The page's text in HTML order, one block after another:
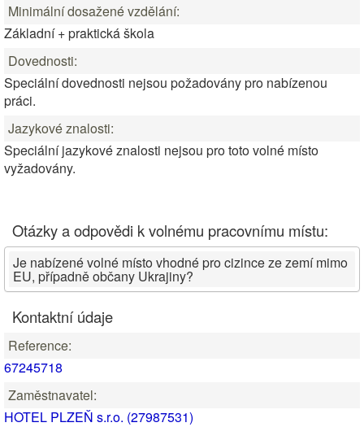
Minimální dosažené vzdělání:
Základní + praktická škola
Dovednosti:
Speciální dovednosti nejsou požadovány pro nabízenou
práci.
Jazykové znalosti:
Speciální jazykové znalosti nejsou pro toto volné místo
vyžadovány.
Otázky a odpovědi k volnému pracovnímu místu:
Je nabízené volné místo vhodné pro cizince ze zemí mimo
EU, případně občany Ukrajiny?
Kontaktní údaje
Reference:
67245718
Zaměstnavatel:
HOTEL PLZEŇ s.r.o. (27987531)